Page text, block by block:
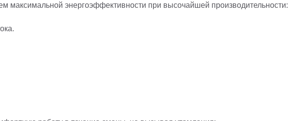
максимальной энергоэффективности при высочайшей производительности: